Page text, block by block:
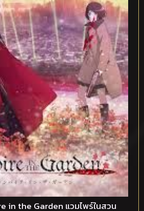
in the Garden แวมไพร์ในสวน